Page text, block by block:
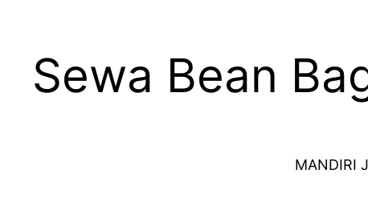
Sewa Bean
MANDIRI